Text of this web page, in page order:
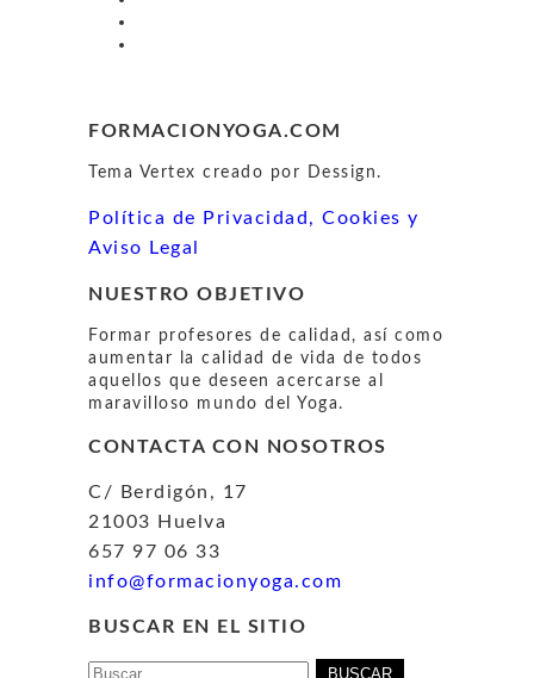
FORMACIONYOGA.COM
Tema Vertex creado por Dessign.
Política de Privacidad, Cookies y
Aviso Legal
NUESTRO OBJETIVO
Formar profesores de calidad, así como
aumentar la calidad de vida de todos
aquellos que deseen acercarse al
maravilloso mundo del Yoga.
CONTACTA CON NOSOTROS
C/ Berdigón, 17
21003 Huelva
657 97 06 33
info@formacionyoga.com
BUSCAR EN EL SITIO
Buscar: